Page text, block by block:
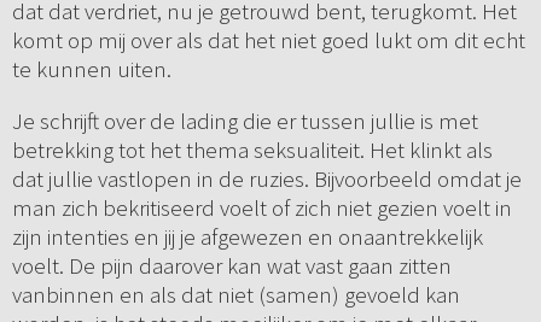
dat dat verdriet, nu je getrouwd bent, terugkomt. Het
komt op mij over als dat het niet goed lukt om dit echt
te kunnen uiten.
Je schrijft over de lading die er tussen jullie is met
betrekking tot het thema seksualiteit. Het klinkt als
dat jullie vastlopen in de ruzies. Bijvoorbeeld omdat je
man zich bekritiseerd voelt of zich niet gezien voelt in
zijn intenties en jij je afgewezen en onaantrekkelijk
voelt. De pijn daarover kan wat vast gaan zitten
vanbinnen en als dat niet (samen) gevoeld kan